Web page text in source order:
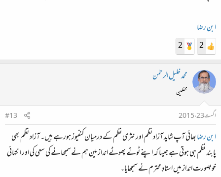
ابن رضا
2
2
محمد خلیل الرحمٰن
محفلین
اگست 23، 2015
#13
ابن رضابھائی آپ شاید آزاد نظم اور نثری نظم کے درمیان کنفیوز ہورہے ہیں۔ آزاد نظم بھی
پابند نظم ہی ہوتی ہے جیسا کہ اپنے ٹوٹے پھوٹے انداز مین ہم نےسمجھانے کی سعی کی اور انتہائی
خوبصورت انداز میں استادِ محترم نے سمجھایا۔